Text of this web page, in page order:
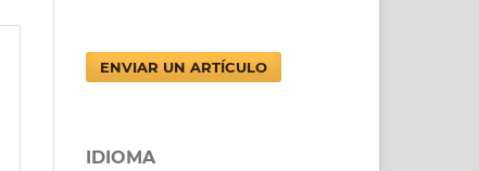
ENVIAR UN ARTÍCULO
IDIOMA